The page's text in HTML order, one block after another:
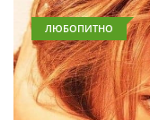
ЛЮБОПИТНО